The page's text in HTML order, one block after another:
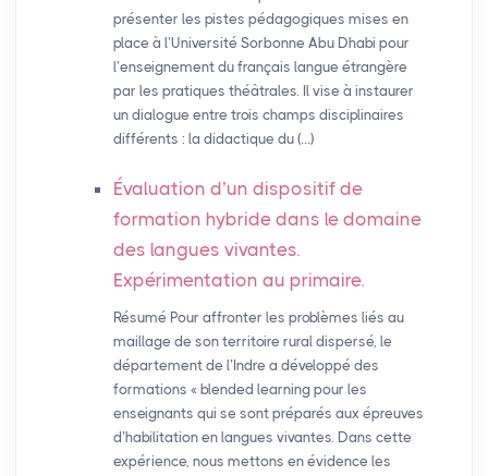
présenter les pistes pédagogiques mises en
place à l’Université Sorbonne Abu Dhabi pour
l’enseignement du français langue étrangère
par les pratiques théâtrales. Il vise à instaurer
un dialogue entre trois champs disciplinaires
différents : la didactique du (…)
Évaluation d’un dispositif de
formation hybride dans le domaine
des langues vivantes.
Expérimentation au primaire.
Résumé Pour affronter les problèmes liés au
maillage de son territoire rural dispersé, le
département de l’Indre a développé des
formations « blended learning pour les
enseignants qui se sont préparés aux épreuves
d’habilitation en langues vivantes. Dans cette
expérience, nous mettons en évidence les